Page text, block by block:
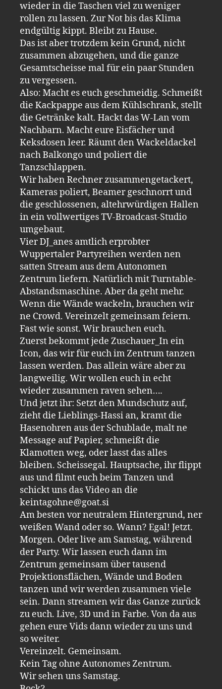
wieder in die Taschen viel zu weniger
rollen zu lassen. Zur Not bis das Klima
endgültig kippt. Bleibt zu Hause.
Das ist aber trotzdem kein Grund, nicht
zusammen abzugehen, und die ganze
Gesamtscheisse mal für ein paar Stunden
zu vergessen.
Also: Macht es euch geschmeidig. Schmeißt
die Kackpappe aus dem Kühlschrank, stellt
die Getränke kalt. Hackt das W-Lan vom
Nachbarn. Macht eure Eisfächer und
Keksdosen leer. Räumt den Wackeldackel
nach Balkongo und poliert die
Tanzschlappen.
Wir haben Rechner zusammengetackert,
Kameras poliert, Beamer geschnorrt und
die geschlossenen, altehrwürdigen Hallen
in ein vollwertiges TV-Broadcast-Studio
umgebaut.
Vier DJ_anes amtlich erprobter
Wuppertaler Partyreihen werden nen
satten Stream aus dem Autonomen
Zentrum liefern. Natürlich mit Turntable-
Abstandsmaschine. Aber da geht mehr.
Wenn die Wände wackeln, brauchen wir
ne Crowd. Vereinzelt gemeinsam feiern.
Fast wie sonst. Wir brauchen euch.
Zuerst bekommt jede Zuschauer_In ein
Icon, das wir für euch im Zentrum tanzen
lassen werden. Das allein wäre aber zu
langweilig. Wir wollen euch in echt
wieder zusammen raven sehen….
Und jetzt ihr: Setzt den Mundschutz auf,
zieht die Lieblings-Hassi an, kramt die
Hasenohren aus der Schublade, malt ne
Message auf Papier, schmeißt die
Klamotten weg, oder lasst das alles
bleiben. Scheissegal. Hauptsache, ihr flippt
aus und filmt euch beim Tanzen und
schickt uns das Video an die
keintagohne@goat.si
Am besten vor neutralem Hintergrund, ner
weißen Wand oder so. Wann? Egal! Jetzt.
Morgen. Oder live am Samstag, während
der Party. Wir lassen euch dann im
Zentrum gemeinsam über tausend
Projektionsflächen, Wände und Boden
tanzen und wir werden zusammen viele
sein. Dann streamen wir das Ganze zurück
zu euch. Live, 3D und in Farbe. Von da aus
gehen eure Vids dann wieder zu uns und
so weiter.
Vereinzelt. Gemeinsam.
Kein Tag ohne Autonomes Zentrum.
Wir sehen uns Samstag.